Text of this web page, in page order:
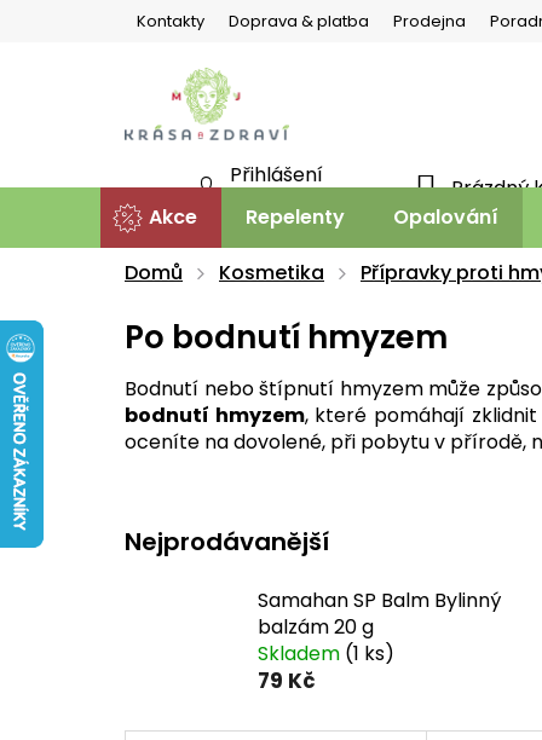
Kontakty Doprava & platba Prodejna
Prázdný
Přihlášení
Akce Repelenty Opalování
Domů
Kosmetika Přípravky proti
Po bodnutí hmyzem
Bodnutí nebo štípnutí hmyzem může
bodnutí hmyzem, které pomáhají
oceníte na dovolené, při pobytu v přírodě,
Nejprodávanější
Samahan SP Balm Bylinný
balzám 20 g
Skladem (1 ks)
79 Kč